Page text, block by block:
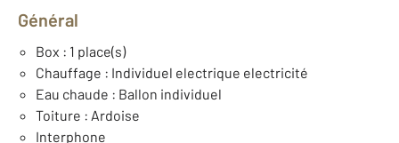
Général
Box : 1 place(s)
Chauffage : Individuel electrique electricité
Eau chaude : Ballon individuel
Toiture : Ardoise
Interphone